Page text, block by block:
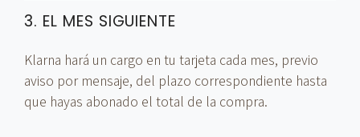
3. EL MES SIGUIENTE
Klarna hará un cargo en tu tarjeta cada mes, previo
aviso por mensaje, del plazo correspondiente hasta
que hayas abonado el total de la compra.